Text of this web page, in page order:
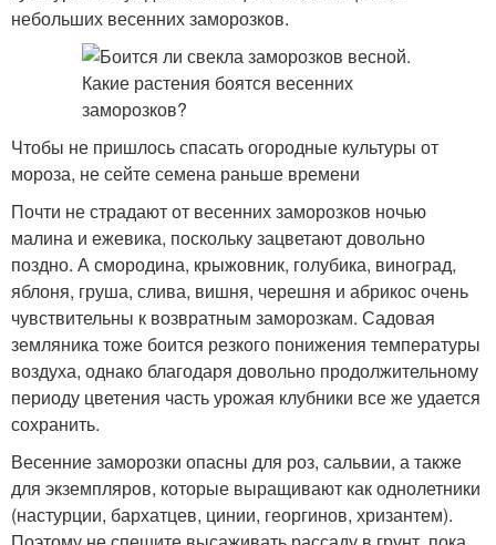
небольших весенних заморозков.
Чтобы не пришлось спасать огородные культуры от
мороза, не сейте семена раньше времени
Почти не страдают от весенних заморозков ночью
малина и ежевика, поскольку зацветают довольно
поздно. А смородина, крыжовник, голубика, виноград,
яблоня, груша, слива, вишня, черешня и абрикос очень
чувствительны к возвратным заморозкам. Садовая
земляника тоже боится резкого понижения температуры
воздуха, однако благодаря довольно продолжительному
периоду цветения часть урожая клубники все же удается
сохранить.
Весенние заморозки опасны для роз, сальвии, а также
для экземпляров, которые выращивают как однолетники
(настурции, бархатцев, цинии, георгинов, хризантем).